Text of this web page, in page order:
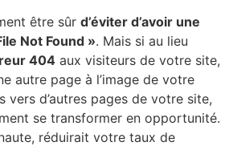
être sûr d’éviter d’avoir une
Not Found ». Mais si au lieu
404 aux visiteurs de votre site,
autre page à l’image de votre
vers d’autres pages de votre site,
se transformer en opportunité.
réduirait votre taux de